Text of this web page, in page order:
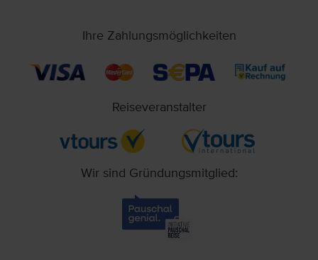
Ihre Zahlungsmöglichkeiten
Reiseveranstalter
Wir sind Gründungsmitglied: